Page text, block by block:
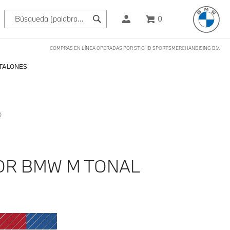
0
COMPRAS EN LÍNEA OPERADAS POR STICHD SPORTSMERCHANDISING B.V.
BMW M TONAL